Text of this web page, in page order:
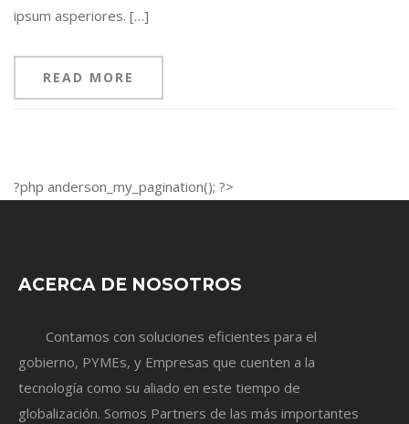
ipsum asperiores. […]
READ MORE
?php anderson_my_pagination(); ?>
ACERCA DE NOSOTROS
Contamos con soluciones eficientes para el
gobierno, PYMEs, y Empresas que cuenten a la
tecnología como su aliado en este tiempo de
globalización. Somos Partners de las más importantes